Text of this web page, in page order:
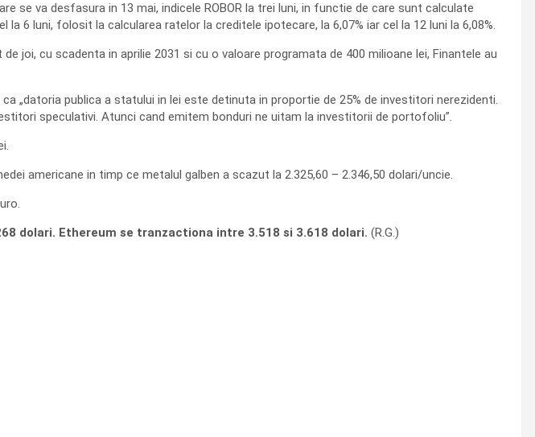
se va desfasura in 13 mai, indicele ROBOR la trei luni, in functie de care sunt calculate
6 luni, folosit la calcularea ratelor la creditele ipotecare, la 6,07% iar cel la 12 luni la 6,08%.
cu scadenta in aprilie 2031 si cu o valoare programata de 400 milioane lei, Finantele au
„datoria publica a statului in lei este detinuta in proportie de 25% de investitori nerezidenti.
speculativi. Atunci cand emitem bonduri ne uitam la investitorii de portofoliu”.
americane in timp ce metalul galben a scazut la 2.325,60 – 2.346,50 dolari/uncie.
dolari. Ethereum se tranzactiona intre 3.518 si 3.618 dolari. (R.G.)